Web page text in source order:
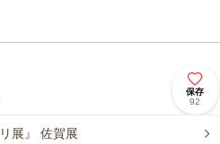
保存
92
展』 佐賀展